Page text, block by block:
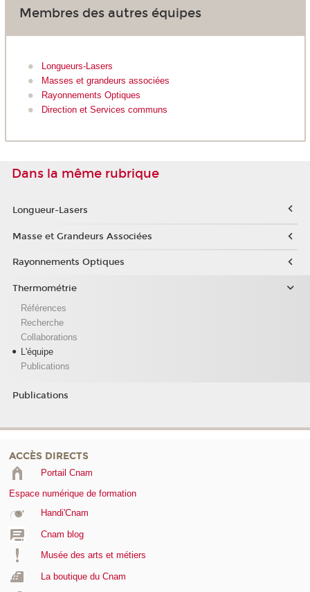
Membres des autres équipes
Longueurs-Lasers
Masses et grandeurs associées
Rayonnements Optiques
Direction et Services communs
Dans la même rubrique
Longueur-Lasers
Masse et Grandeurs Associées
Rayonnements Optiques
Thermométrie
Références
Recherche
Collaborations
L'équipe
Publications
Publications
ACCÈS DIRECTS
Portail Cnam
Espace numérique de formation
Handi'Cnam
Cnam blog
Musée des arts et métiers
La boutique du Cnam